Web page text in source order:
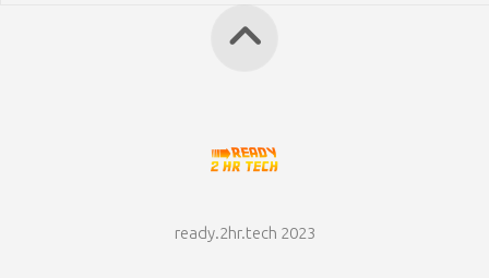
ready.2hr.tech 2023